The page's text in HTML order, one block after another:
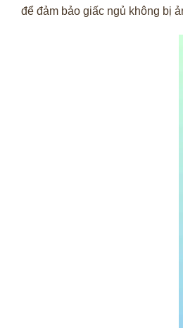
để đảm bảo giấc ngủ không bị